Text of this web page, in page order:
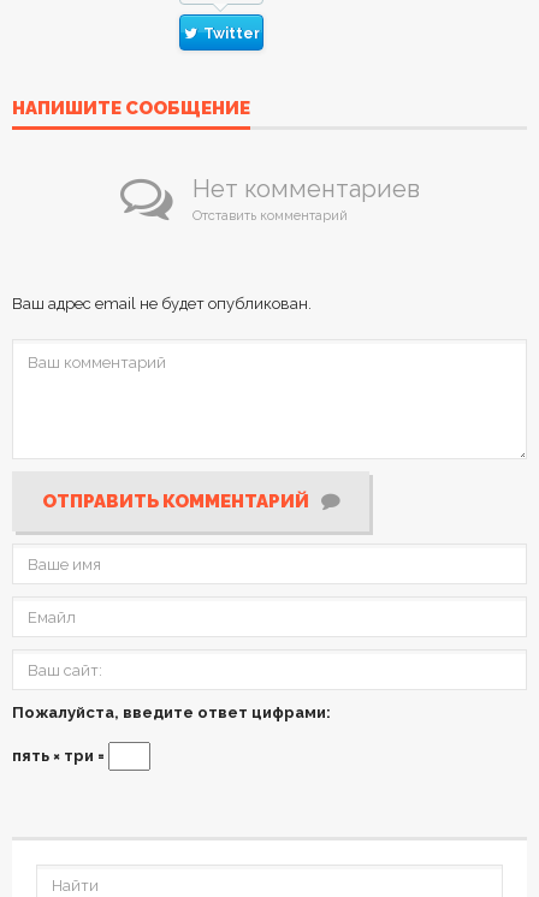
Twitter
НАПИШИТЕ СООБЩЕНИЕ
Нет комментариев
Отставить комментарий
Ваш адрес email не будет опубликован.
ОТПРАВИТЬ КОММЕНТАРИЙ
Пожалуйста, введите ответ цифрами:
пять × три =